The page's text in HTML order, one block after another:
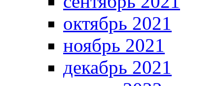
октябрь 2021
ноябрь 2021
декабрь 2021